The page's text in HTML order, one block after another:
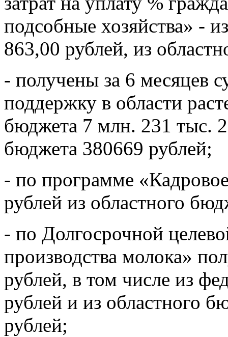
подсобные хозяйства» -
863,00 рублей, из
- получены за 6 месяцев
поддержку в области
бюджета 7 млн. 231 тыс.
бюджета 380669 рублей;
- по программе
рублей из областного
- по Долгосрочной
производства молока»
рублей, в том числе из
рублей и из областного
рублей;